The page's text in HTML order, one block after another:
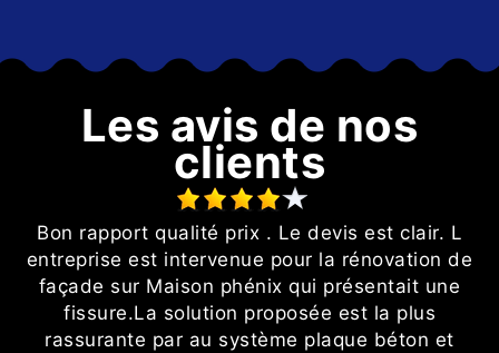
Les avis de nos
clients
Bon rapport qualité prix . Le devis est clair. L
entreprise est intervenue pour la rénovation de
façade sur Maison phénix qui présentait une
fissure.La solution proposée est la plus
rassurante par au système plaque béton et